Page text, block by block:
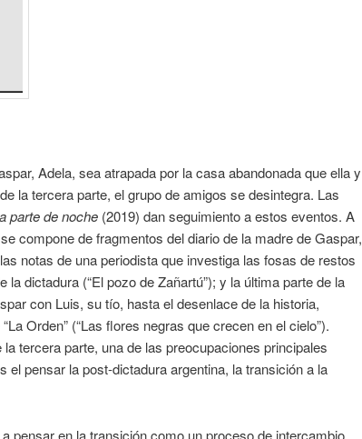
Adela, sea atrapada por la casa abandonada que ella y
la tercera parte, el grupo de amigos se desintegra. Las
parte de noche (2019) dan seguimiento a estos eventos. A
compone de fragmentos del diario de la madre de Gaspar,
notas de una periodista que investiga las fosas de restos
la dictadura (“El pozo de Zañartú”); y la última parte de la
con Luis, su tío, hasta el desenlace de la historia,
Orden” (“Las flores negras que crecen en el cielo”).
tercera parte, una de las preocupaciones principales
el pensar la post-dictadura argentina, la transición a la
pensar en la transición como un proceso de intercambio.